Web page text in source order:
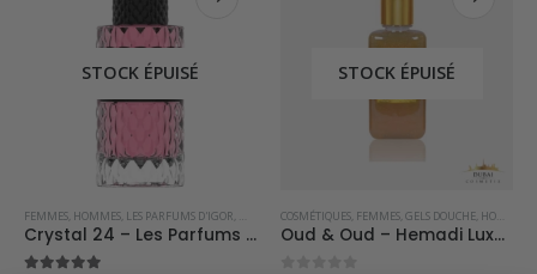
,PARFUMS OCCIDENTAUX
STOCK ÉPUISÉ
FEMMES HOMMES LES PARFUMS D'IGOR MEILLEURES VENTES,PARFUMS OCCIDENTAUX
Crystal 24 – Les Parfums d’Igor
STOCK ÉPUISÉ
COSMÉTIQUES FEMMES GELS DOUCHE HOMMES
Oud & Oud – Hemadi Luxury Oud